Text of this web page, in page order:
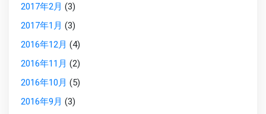
2017年2月 (3)
2017年1月 (3)
2016年12月 (4)
2016年11月 (2)
2016年10月 (5)
2016年9月 (3)